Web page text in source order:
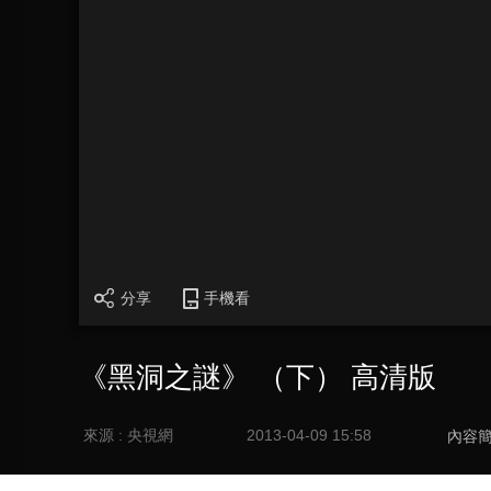
分享 手機看
《黑洞之謎》 （下） 高清版
來源 : 央視網 2013-04-09 15:58 內容